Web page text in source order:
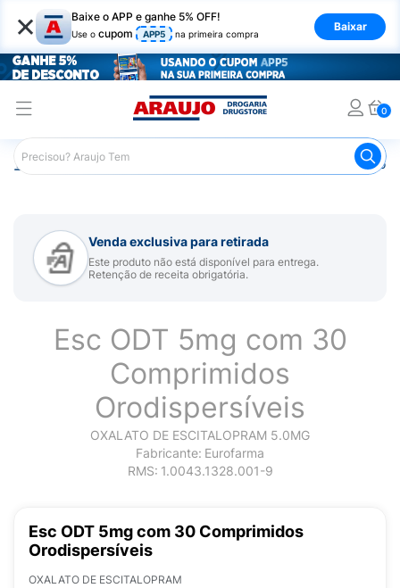
× Baixe o APP e ganhe 5% OFF!
Use o cupom APP5 na primeira compra
Baixar
0
Araujo Medicamentos Remédio para Sistema Nervoso
Venda exclusiva para retirada
Este produto não está disponível para entrega.
Retenção de receita obrigatória.
Esc ODT 5mg com 30
Comprimidos
Orodispersíveis
OXALATO DE ESCITALOPRAM 5.0MG
Fabricante: Eurofarma
RMS: 1.0043.1328.001-9
Esc ODT 5mg com 30 Comprimidos
Orodispersíveis
OXALATO DE ESCITALOPRAM